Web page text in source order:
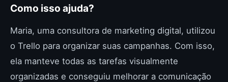
Como isso ajuda?
Maria, uma consultora de marketing digital, utilizou
o Trello para organizar suas campanhas. Com isso,
ela manteve todas as tarefas visualmente
organizadas e conseguiu melhorar a comunicação